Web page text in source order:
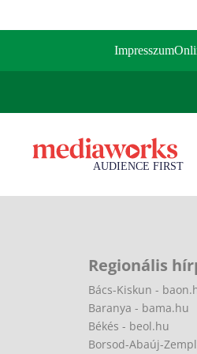
Impresszum
Regionális
Bács-Kiskun -
Baranya - bama.hu
Békés - beol.hu
Borsod-Abaúj-